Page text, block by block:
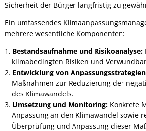
Sicherheit der Bürger langfristig zu
Ein umfassendes
mehrere wesentliche Komponenten:
Bestandsaufnahme und Risikoanalyse:
klimabedingten Risiken und
Entwicklung von
Maßnahmen zur Reduzierung der
des Klimawandels.
Umsetzung und Monitoring:Konkrete
Anpassung an den Klimawandel sowie
Überprüfung und Anpassung dieser